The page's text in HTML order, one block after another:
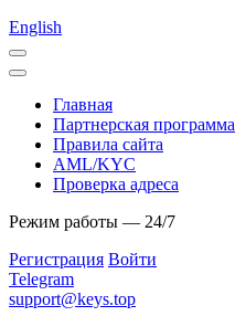
English
Главная
Партнерская программа
Правила сайта
AML/KYC
Проверка адреса
Режим работы — 24/7
Регистрация Войти
Telegram
support@keys.top